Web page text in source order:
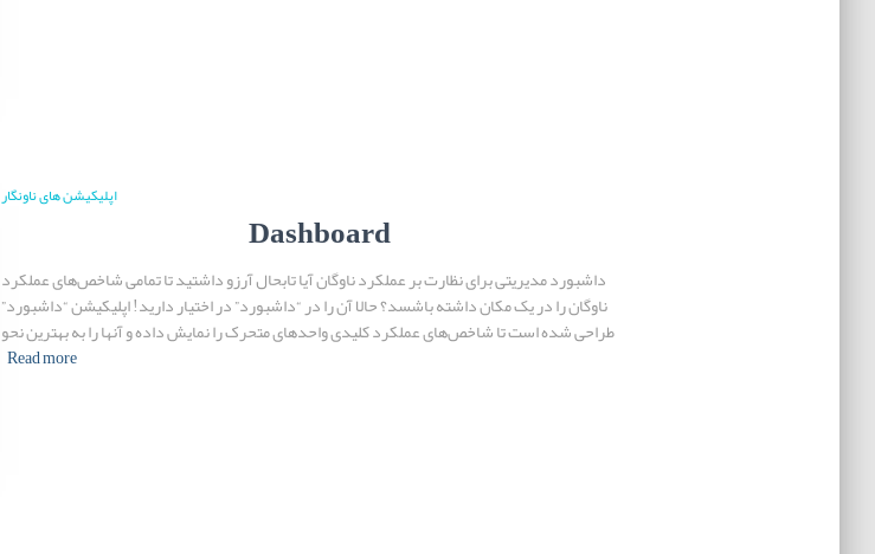
اپلیکیشن های ناونگار
Dashboard
داشبورد مدیریتی برای نظارت بر عملکرد ناوگان آیا تابحال آرزو داشتید تا تمامی شاخص‌های عملکرد
ناوگان را در یک مکان داشته باشسد؟ حالا آن را در “داشبورد” در اختیار دارید! اپلیکیشن “داشبورد”
طراحی شده است تا شاخص‌های عملکرد کلیدی واحدهای متحرک را نمایش داده و آنها را به بهترین نحو
Read more